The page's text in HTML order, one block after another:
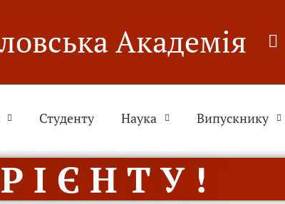
Академія
Студенту Наука Випускнику
І Є Н Т У !